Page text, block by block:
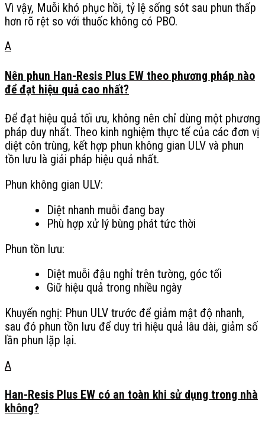
Vì vậy, Muỗi khó phục hồi, tỷ lệ sống sót sau phun thấp
hơn rõ rệt so với thuốc không có PBO.
A
Nên phun Han-Resis Plus EW theo phương pháp nào
để đạt hiệu quả cao nhất?
Để đạt hiệu quả tối ưu, không nên chỉ dùng một phương
pháp duy nhất. Theo kinh nghiệm thực tế của các đơn vị
diệt côn trùng, kết hợp phun không gian ULV và phun
tồn lưu là giải pháp hiệu quả nhất.
Phun không gian ULV:
Diệt nhanh muỗi đang bay
Phù hợp xử lý bùng phát tức thời
Phun tồn lưu:
Diệt muỗi đậu nghỉ trên tường, góc tối
Giữ hiệu quả trong nhiều ngày
Khuyến nghị: Phun ULV trước để giảm mật độ nhanh,
sau đó phun tồn lưu để duy trì hiệu quả lâu dài, giảm số
lần phun lặp lại.
A
Han-Resis Plus EW có an toàn khi sử dụng trong nhà
không?